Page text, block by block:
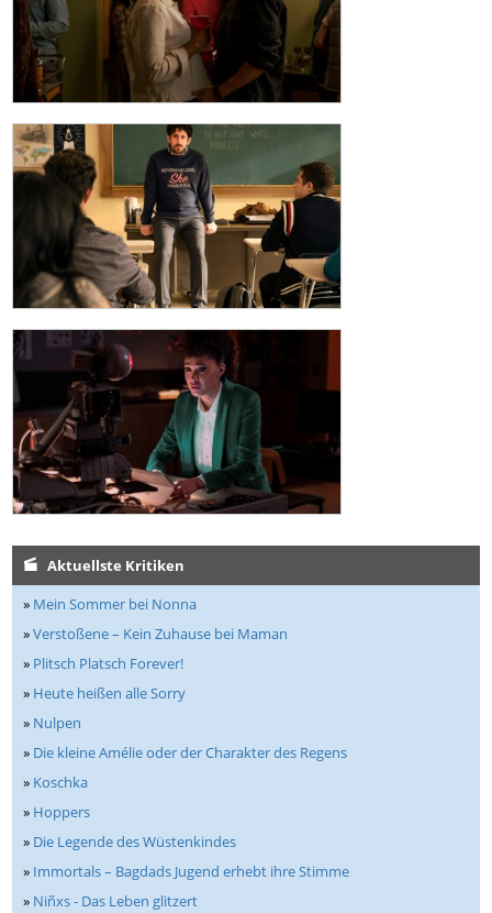
Aktuellste Kritiken
» Mein Sommer bei Nonna
»Verstoßene – Kein Zuhause bei Maman
» Plitsch Platsch Forever!
» Heute heißen alle Sorry
» Nulpen
» Die kleine Amélie oder der Charakter des Regens
» Koschka
» Hoppers
» Die Legende des Wüstenkindes
» Immortals – Bagdads Jugend erhebt ihre Stimme
» Niñxs - Das Leben glitzert